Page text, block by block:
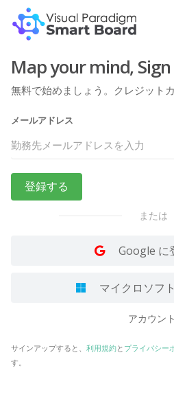
Map your mind,
無料で始めましょう。クレジット
メールアドレス
登録する
または
Google に
マイクロソフ
アカウン
サインアップすると、 利用規約と プライバシー
す。